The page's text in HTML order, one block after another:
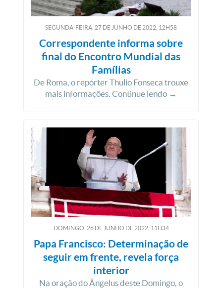
SEGUNDA-FEIRA, 27 DE JUNHO DE 2022, 12H58
Correspondente informa sobre
final do Encontro Mundial das
Famílias
De Roma, o repórter Thulio Fonseca trouxe
mais informações. Continue lendo →
DOMINGO, 26DEJUNHO DE2022, 11H34
Papa Francisco: Determinação de
seguir em frente, revela força
interior
Na oração do Ângelus deste Domingo, o